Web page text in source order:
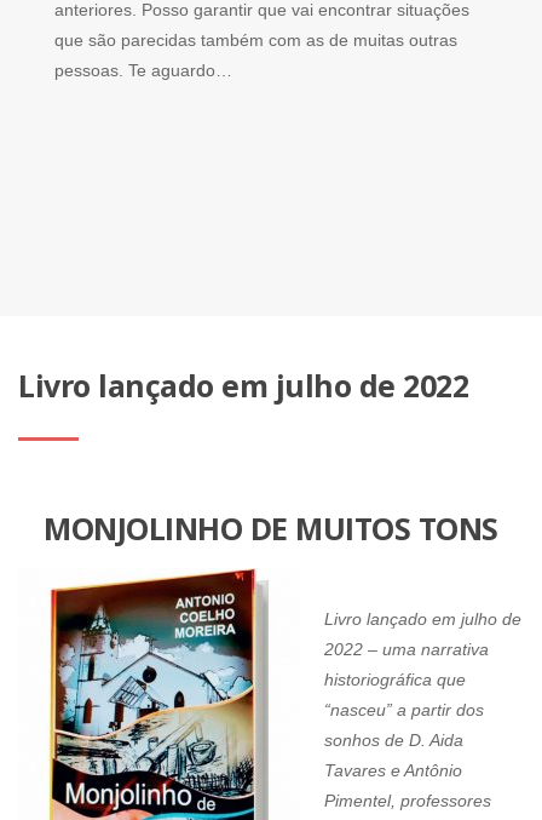
anteriores. Posso garantir que vai encontrar situações
que são parecidas também com as de muitas outras
pessoas. Te aguardo…
Livro lançado em julho de 2022
MONJOLINHO DE MUITOS TONS
Livro lançado em julho de
2022 – uma narrativa
historiográfica que
“nasceu” a partir dos
sonhos de D. Aida
Tavares e Antônio
Pimentel, professores